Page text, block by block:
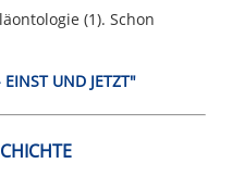
(1). Schon
UND JETZT"